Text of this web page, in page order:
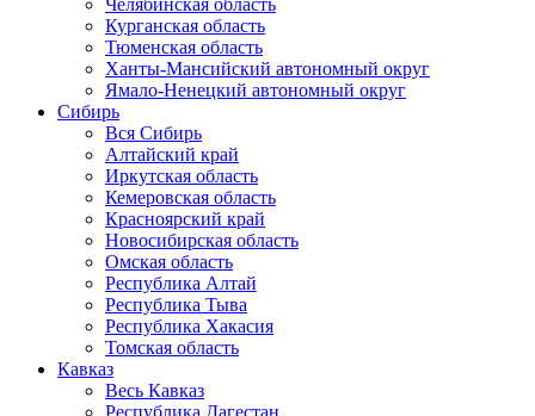
Челябинская область
Курганская область
Тюменская область
Ханты-Мансийский автономный округ
Ямало-Ненецкий автономный округ
Сибирь
Вся Сибирь
Алтайский край
Иркутская область
Кемеровская область
Красноярский край
Новосибирская область
Омская область
Республика Алтай
Республика Тыва
Республика Хакасия
Томская область
Кавказ
Весь Кавказ
Республика Дагестан